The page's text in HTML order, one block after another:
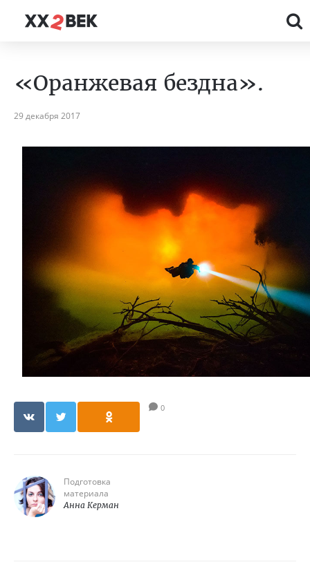
«Оранжевая бездна».
29 декабря 2017
0
Подготовка
материала
Анна Керман